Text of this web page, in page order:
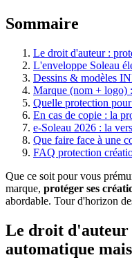
Sommaire
Le droit d'auteur :
L'enveloppe Soleau
Dessins & modèles
Marque (nom + logo)
Quelle protection
En cas de copie : la
e-Soleau 2026 : la
Que faire face à une
FAQ protection
Que ce soit pour vous
marque, protéger ses
abordable. Tour d'horizon
Le droit d'auteur
automatique